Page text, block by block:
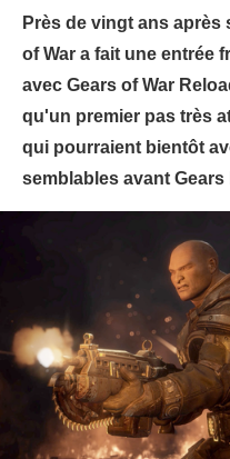
Près de vingt ans après
of War a fait une entrée
avec Gears of War
qu'un premier pas très
qui pourraient bientôt
semblables avant Gears